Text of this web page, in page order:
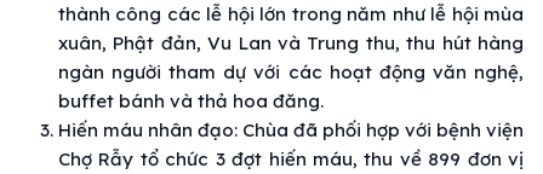
thành công các lễ hội lớn trong năm như lễ hội mùa
xuân, Phật đản, Vu Lan và Trung thu, thu hút hàng
ngàn người tham dự với các hoạt động văn nghệ,
buffet bánh và thả hoa đăng.
Hiến máu nhân đạo: Chùa đã phối hợp với bệnh viện
Chợ Rẫy tổ chức 3 đợt hiến máu, thu về 899 đơn vị